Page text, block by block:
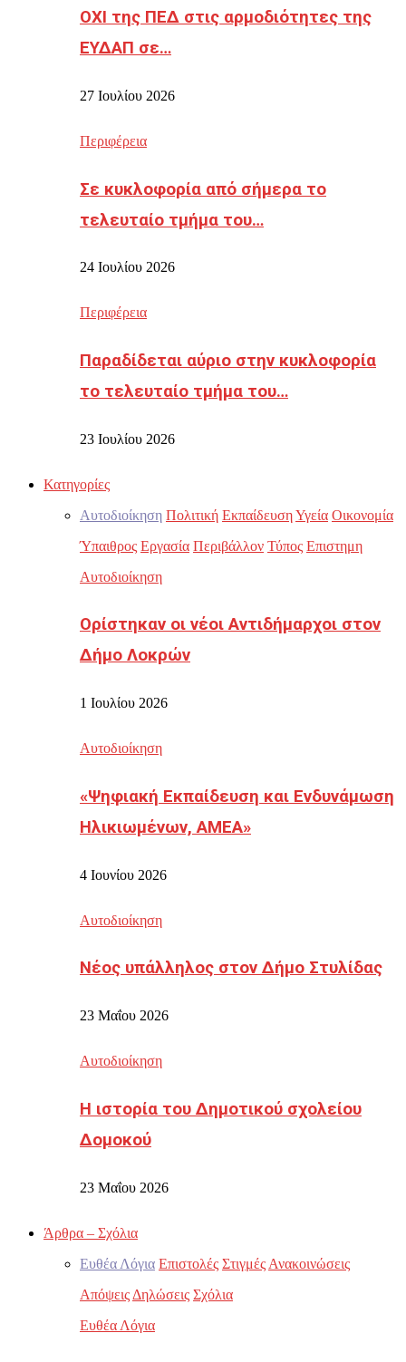
ΟΧΙ της ΠΕΔ στις αρμοδιότητες της
ΕΥΔΑΠ σε…
27 Ιουλίου 2026
Περιφέρεια
Σε κυκλοφορία από σήμερα το
τελευταίο τμήμα του…
24 Ιουλίου 2026
Περιφέρεια
Παραδίδεται αύριο στην κυκλοφορία
το τελευταίο τμήμα του…
23 Ιουλίου 2026
Κατηγορίες
Αυτοδιοίκηση Πολιτική ΕκπαίδευσηΥγεία Οικονομία
Ύπαιθρος Εργασία Περιβάλλον Τύπος Επιστημη
Αυτοδιοίκηση
Ορίστηκαν οι νέοι Αντιδήμαρχοι στον
Δήμο Λοκρών
1 Ιουλίου 2026
Αυτοδιοίκηση
«Ψηφιακή Εκπαίδευση και Ενδυνάμωση
Ηλικιωμένων, ΑΜΕΑ»
4 Ιουνίου 2026
Αυτοδιοίκηση
Νέος υπάλληλος στον Δήμο Στυλίδας
23 Μαΐου 2026
Αυτοδιοίκηση
Η ιστορία του Δημοτικού σχολείου
Δομοκού
23 Μαΐου 2026
Άρθρα – Σχόλια
Ευθέα Λόγια Επιστολές Στιγμές Ανακοινώσεις
Απόψεις Δηλώσεις Σχόλια
Ευθέα Λόγια